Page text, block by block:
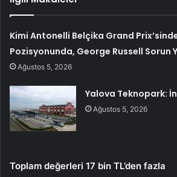
Kimi Antonelli Belçika Grand
Pozisyonunda, George Russell Sorun
Ağustos 5, 2026
Yalova Teknopark:
Ağustos 5, 2026
Toplam değerleri 17 bin TL’den fazla